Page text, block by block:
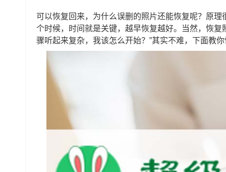
可以恢复回来，为什么误删的照片还能恢复呢？原
个时候，时间就是关键，越早恢复越好。当然，恢
骤听起来复杂，我该怎么开始？”其实不难，下面教